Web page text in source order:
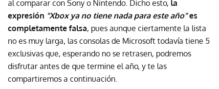
al comparar con Sony o Nintendo. Dicho esto, la
expresión "Xbox ya no tiene nada para este año"es
completamente falsa, pues aunque ciertamente la lista
no es muy larga, las consolas de Microsoft todavía tiene 5
exclusivas que, esperando no se retrasen, podremos
disfrutar antes de que termine el año, y te las
compartiremos a continuación.